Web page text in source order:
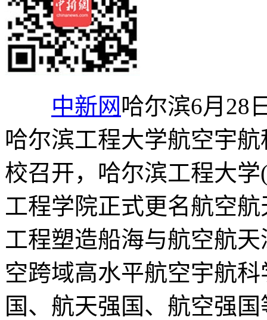
中新网哈尔滨6月28
哈尔滨工程大学航空宇
校召开，哈尔滨工程大
工程学院正式更名航空
工程塑造船海与航空航
空跨域高水平航空宇航
国、航天强国、航空强